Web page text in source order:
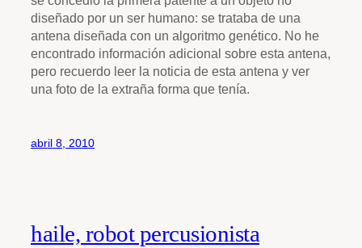
diseñado por un ser humano: se trataba de una
antena diseñada con un algoritmo genético. No he
encontrado información adicional sobre esta antena,
pero recuerdo leer la noticia de esta antena y ver
una foto de la extraña forma que tenía.
abril 8, 2010
haile, robot percusionista